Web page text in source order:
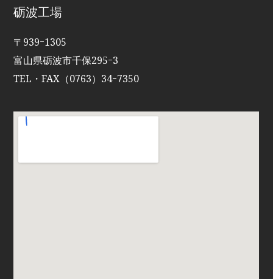
砺波工場
〒939ｰ1305
富山県砺波市千保295ｰ3
TEL・FAX（0763）34ｰ7350